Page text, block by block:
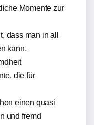
Momente zur
dass man in all
kann.
die für
einen quasi
und fremd